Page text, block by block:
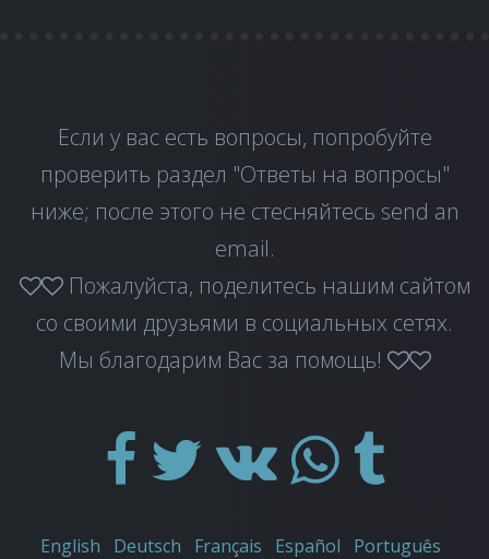
Если у вас есть вопросы, попробуйте
проверить раздел "Ответы на вопросы"
ниже; после этого не стесняйтесь send an
email.
Пожалуйста, поделитесь нашим сайтом
со своими друзьями в социальных сетях.
Мы благодарим Вас за помощь!
English Deutsch Français Español Português